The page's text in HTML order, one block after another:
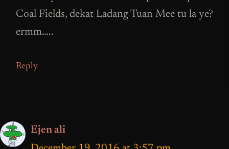
Coal Fields, dekat Ladang Tuan Mee tu la ye?
ermm…..
Reply
Ejen ali